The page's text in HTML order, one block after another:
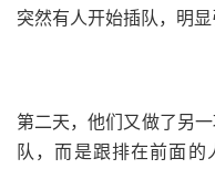
突然有人开始插队，明显
第二天，他们又做了另
队，而是跟排在前面的